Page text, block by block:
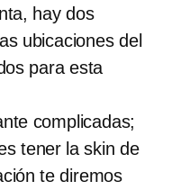
hay dos
ubicaciones del
para esta
complicadas;
tener la skin de
te diremos